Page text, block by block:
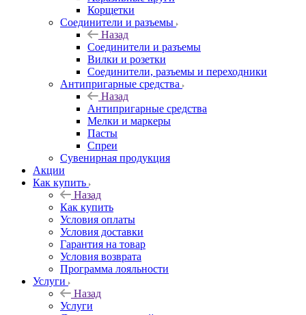
Корщетки
Соединители и разъемы
Назад
Соединители и разъемы
Вилки и розетки
Соединители, разъемы и переходники
Антипригарные средства
Назад
Антипригарные средства
Мелки и маркеры
Пасты
Спреи
Сувенирная продукция
Акции
Как купить
Назад
Как купить
Условия оплаты
Условия доставки
Гарантия на товар
Условия возврата
Программа лояльности
Услуги
Назад
Услуги